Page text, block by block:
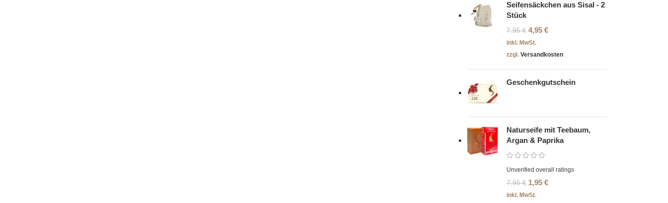
Seifensäckchen aus Sisal - 2
Stück
7,95€ 4,95 €
inkl. MwSt.
zzgl. Versandkosten
Geschenkgutschein
Naturseife mit Teebaum,
Argan & Paprika
Unverified overall ratings
7,95€ 1,95 €
inkl. MwSt.